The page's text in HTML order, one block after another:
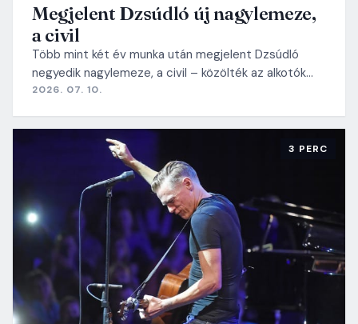
Megjelent Dzsúdló új nagylemeze,
a civil
Több mint két év munka után megjelent Dzsúdló
negyedik nagylemeze, a civil – közölték az alkotók…
2026. 07. 10.
3 PERC